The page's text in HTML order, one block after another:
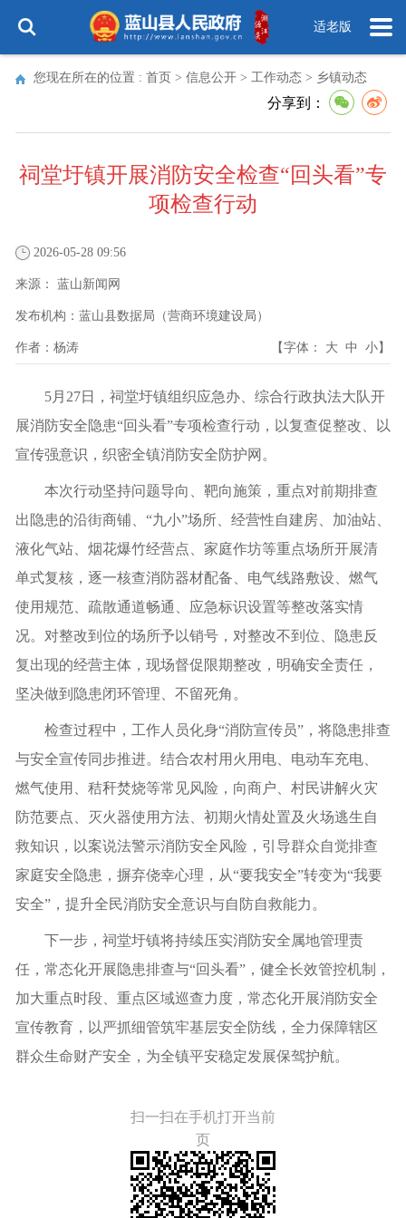
适老版
您现在所在的位置 : 首页 > 信息公开 > 工作动态 > 乡镇动态
分享到：
祠堂圩镇开展消防安全检查“回头看”专
项检查行动
2026-05-28 09:56
来源： 蓝山新闻网
发布机构： 蓝山县数据局（营商环境建设局）
作者： 杨涛 【字体： 大 中 小】
5月27日，祠堂圩镇组织应急办、综合行政执法大队开
展消防安全隐患“回头看”专项检查行动，以复查促整改、以
宣传强意识，织密全镇消防安全防护网。
本次行动坚持问题导向、靶向施策，重点对前期排查
出隐患的沿街商铺、“九小”场所、经营性自建房、加油站、
液化气站、烟花爆竹经营点、家庭作坊等重点场所开展清
单式复核，逐一核查消防器材配备、电气线路敷设、燃气
使用规范、疏散通道畅通、应急标识设置等整改落实情
况。对整改到位的场所予以销号，对整改不到位、隐患反
复出现的经营主体，现场督促限期整改，明确安全责任，
坚决做到隐患闭环管理、不留死角。
检查过程中，工作人员化身“消防宣传员”，将隐患排查
与安全宣传同步推进。结合农村用火用电、电动车充电、
燃气使用、秸秆焚烧等常见风险，向商户、村民讲解火灾
防范要点、灭火器使用方法、初期火情处置及火场逃生自
救知识，以案说法警示消防安全风险，引导群众自觉排查
家庭安全隐患，摒弃侥幸心理，从“要我安全”转变为“我要
安全”，提升全民消防安全意识与自防自救能力。
下一步，祠堂圩镇将持续压实消防安全属地管理责
任，常态化开展隐患排查与“回头看”，健全长效管控机制，
加大重点时段、重点区域巡查力度，常态化开展消防安全
宣传教育，以严抓细管筑牢基层安全防线，全力保障辖区
群众生命财产安全，为全镇平安稳定发展保驾护航。
扫一扫在手机打开当前
页